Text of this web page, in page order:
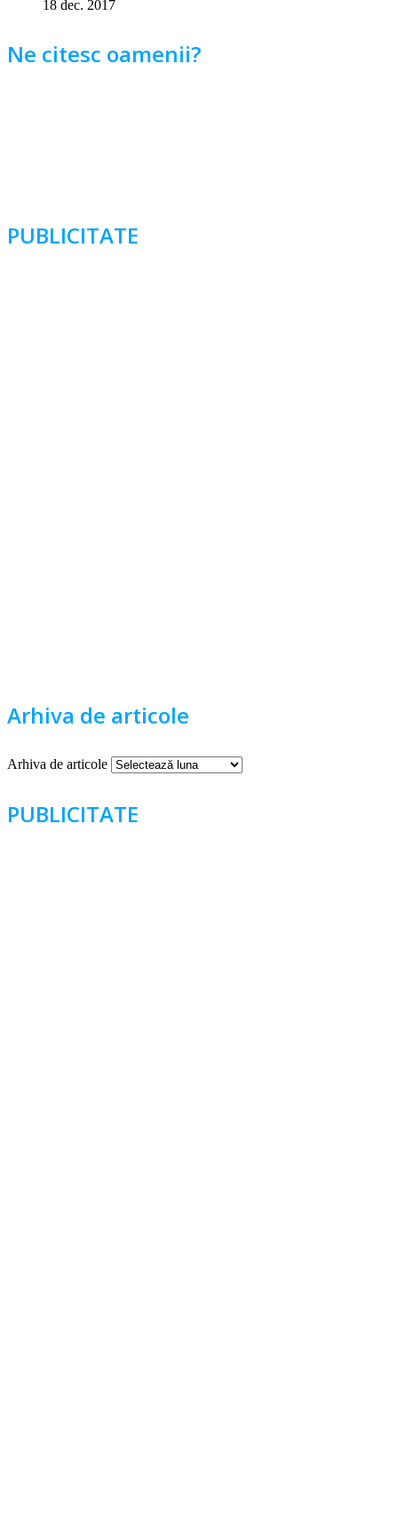
18 dec. 2017
Ne citesc oamenii?
PUBLICITATE
Arhiva de articole
Arhiva de articole
PUBLICITATE